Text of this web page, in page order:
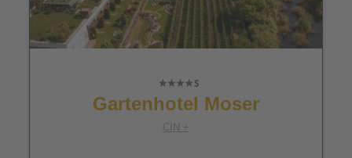
Gartenhotel Moser
CIN +